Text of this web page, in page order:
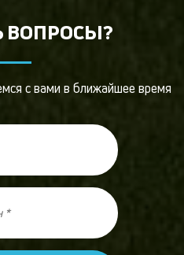
ВОПРОСЫ?
с вами в ближайшее время